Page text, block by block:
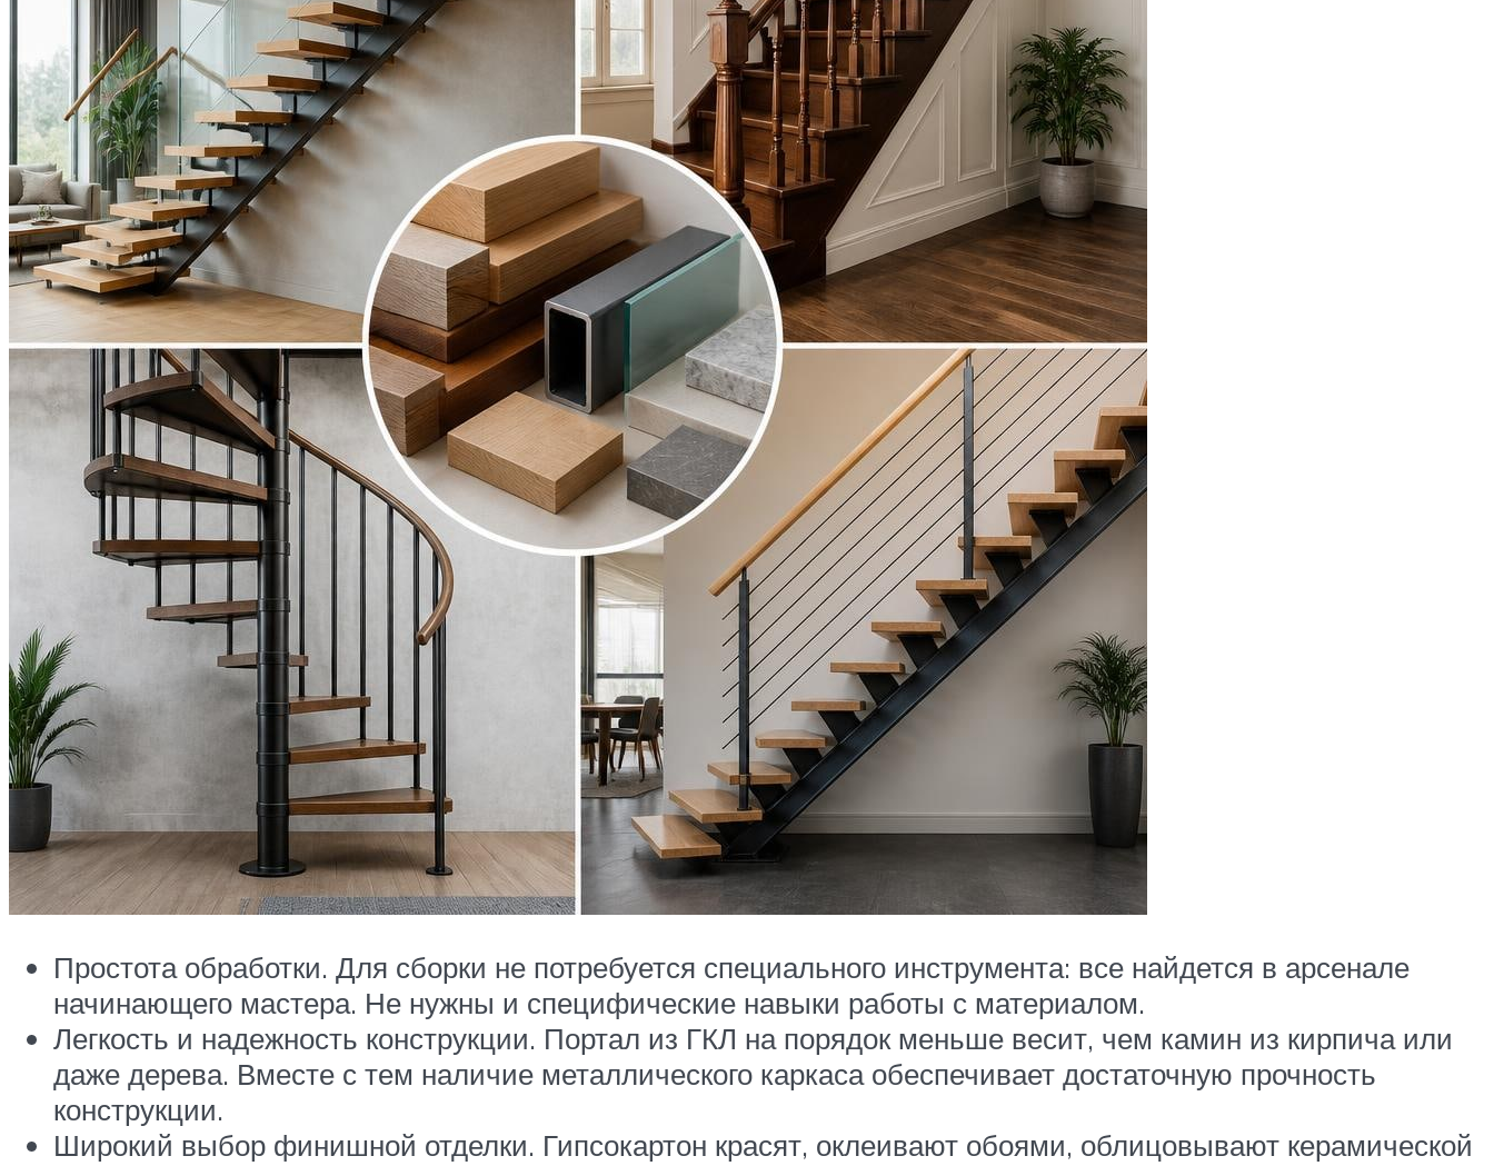
Простота обработки. Для сборки не потребуется специального инструмента: все найдется в арсенале
начинающего мастера. Не нужны и специфические навыки работы с материалом.
Легкость и надежность конструкции. Портал из ГКЛ на порядок меньше весит, чем камин из кирпича или
даже дерева. Вместе с тем наличие металлического каркаса обеспечивает достаточную прочность
конструкции.
Широкий выбор финишной отделки. Гипсокартон красят, оклеивают обоями, облицовывают керамической